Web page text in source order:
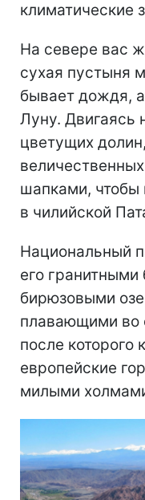
климатические
На севере вас
сухая пустыня
бывает дождя,
Луну. Двигаясь
цветущих
шапками, чтобы
в чилийской
Национальный
его
бирюзовыми
плавающими во
после которого
европейские
милыми